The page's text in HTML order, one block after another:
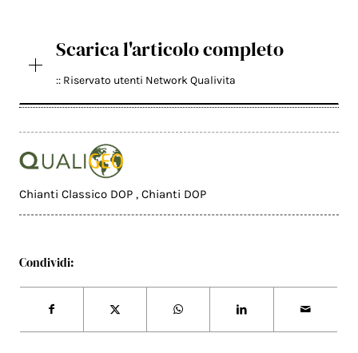
Scarica l'articolo completo
:: Riservato utenti Network Qualivita
Chianti Classico DOP,Chianti DOP
Condividi: